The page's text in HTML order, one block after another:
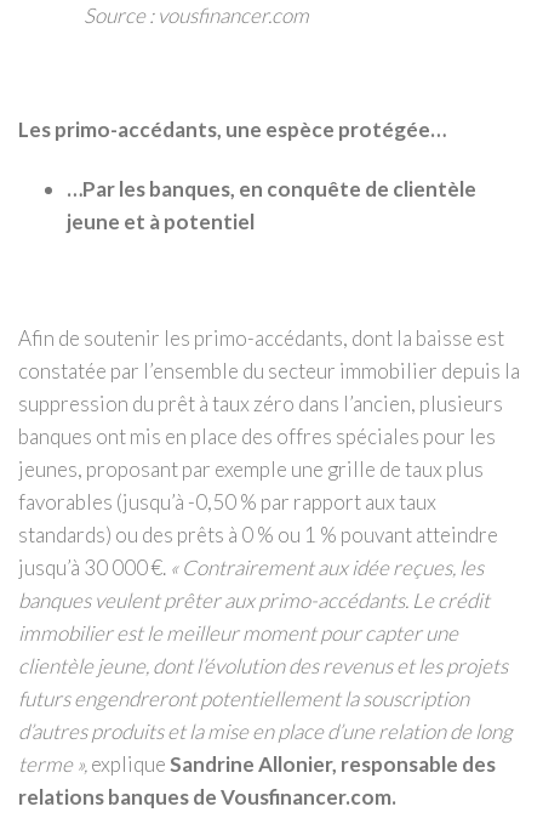
Source : vousfinancer.com
Les primo-accédants, une espèce protégée…
…Par les banques, en conquête de clientèle
jeune et à potentiel
Afin de soutenir les primo-accédants, dont la baisse est
constatée par l’ensemble du secteur immobilier depuis la
suppression du prêt à taux zéro dans l’ancien, plusieurs
banques ont mis en place des offres spéciales pour les
jeunes, proposant par exemple une grille de taux plus
favorables (jusqu’à -0,50 % par rapport aux taux
standards) ou des prêts à 0 % ou 1 % pouvant atteindre
jusqu’à 30 000 €. « Contrairement aux idée reçues, les
banques veulent prêter aux primo-accédants. Le crédit
immobilier est le meilleur moment pour capter une
clientèle jeune, dont l’évolution des revenus et les projets
futurs engendreront potentiellement la souscription
d’autres produits et la mise en place d’une relation de long
terme », expliqueSandrine Allonier, responsable des
relations banques de Vousfinancer.com.